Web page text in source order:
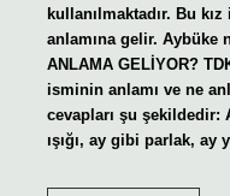
kullanılmaktadır. Bu
anlamına gelir. Aybüke
ANLAMA GELİYOR?
isminin anlamı ve ne
cevapları şu şekildedir:
ışığı, ay gibi parlak,